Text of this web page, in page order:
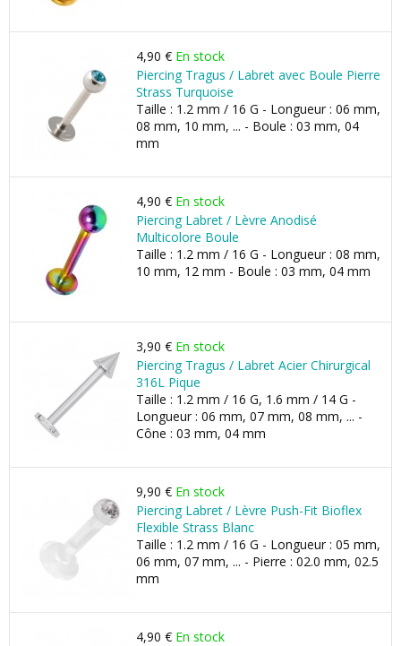
4,90 € En stock
Piercing Tragus / Labret avec Boule Pierre
Strass Turquoise
Taille : 1.2 mm / 16 G - Longueur : 06 mm,
08 mm, 10 mm, ... - Boule : 03 mm, 04
mm
4,90 € En stock
Piercing Labret / Lèvre Anodisé
Multicolore Boule
Taille : 1.2 mm / 16 G - Longueur : 08 mm,
10 mm, 12 mm - Boule : 03 mm, 04 mm
3,90 € En stock
Piercing Tragus / Labret Acier Chirurgical
316L Pique
Taille : 1.2 mm / 16 G, 1.6 mm / 14 G -
Longueur : 06 mm, 07 mm, 08 mm, ... -
Cône : 03 mm, 04 mm
9,90 € En stock
Piercing Labret / Lèvre Push-Fit Bioflex
Flexible Strass Blanc
Taille : 1.2 mm / 16 G - Longueur : 05 mm,
06 mm, 07 mm, ... - Pierre : 02.0 mm, 02.5
mm
4,90 € En stock